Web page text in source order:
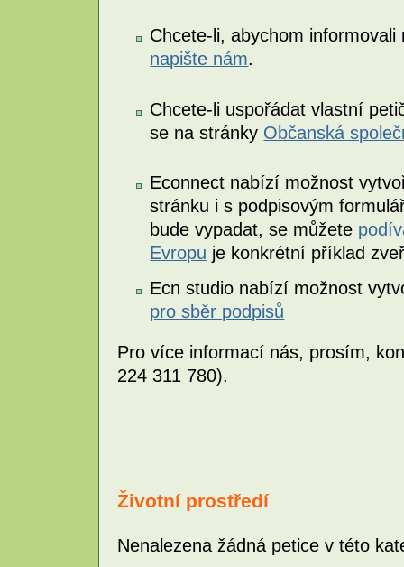
Chcete-li, abychom
napište nám.
Chcete-li uspořádat vlastní
se na stránky Občanská
Econnect nabízí možnost
stránku i s podpisovým
bude vypadat, se můžete
Evropu je konkrétní příklad
Ecn studio nabízí možnost
pro sběr podpisů
Pro více informací nás, prosím,
224 311 780).
Životní prostředí
Nenalezena žádná petice v této